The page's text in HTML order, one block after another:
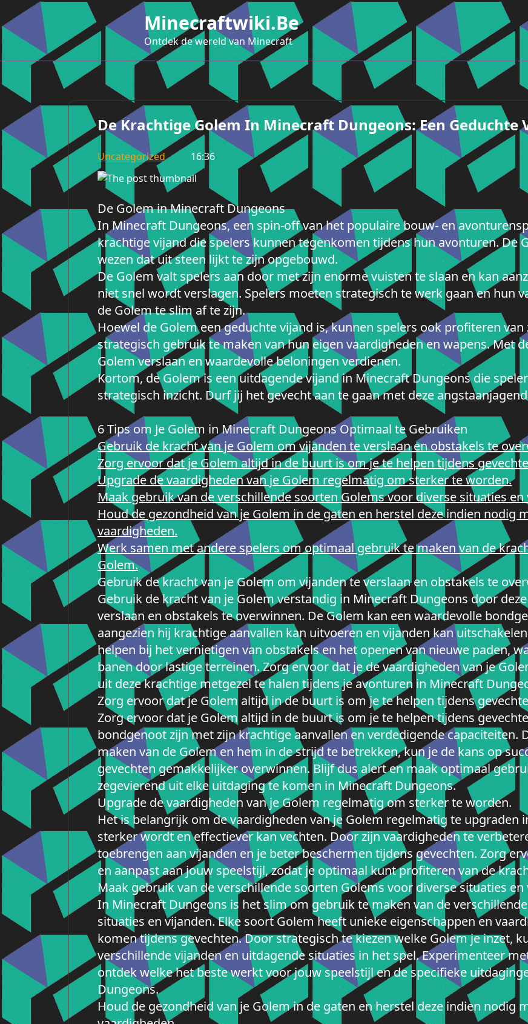
naar
de
inhoud
Minecraftwiki.be
Ontdek de wereld van Minecraft
De Krachtige Golem In Minecraft Dungeons: Een Geduchte
Uncategorized 16:36
De Golem in Minecraft Dungeons
In Minecraft Dungeons, een spin-off van het populaire bouw- en
krachtige vijand die spelers kunnen tegenkomen tijdens hun avonturen. De
wezen dat uit steen lijkt te zijn opgebouwd.
De Golem valt spelers aan door met zijn enorme vuisten te slaan en kan
niet snel wordt verslagen. Spelers moeten strategisch te werk gaan en hun
de Golem te slim af te zijn.
Hoewel de Golem een geduchte vijand is, kunnen spelers ook profiteren
strategisch gebruik te maken van hun eigen vaardigheden en wapens. Met
Golem verslaan en waardevolle beloningen verdienen.
Kortom, de Golem is een uitdagende vijand in Minecraft Dungeons die
strategisch inzicht. Durf jij het gevecht aan te gaan met deze
6 Tips om Je Golem in Minecraft Dungeons Optimaal te Gebruiken
Gebruik de kracht van je Golem om vijanden te verslaan en obstakels te
Zorg ervoor dat je Golem altijd in de buurt is om je te helpen tijdens
Upgrade de vaardigheden van je Golem regelmatig om sterker te worden.
Maak gebruik van de verschillende soorten Golems voor diverse situaties en
Houd de gezondheid van je Golem in de gaten en herstel deze indien nodig
vaardigheden.
Werk samen met andere spelers om optimaal gebruik te maken van de
Golem.
Gebruik de kracht van je Golem om vijanden te verslaan en obstakels te
Gebruik de kracht van je Golem verstandig in Minecraft Dungeons door
verslaan en obstakels te overwinnen. De Golem kan een waardevolle
aangezien hij krachtige aanvallen kan uitvoeren en vijanden kan
helpen bij het vernietigen van obstakels en het openen van nieuwe paden,
banen door lastige terreinen. Zorg ervoor dat je de vaardigheden van je
uit deze krachtige metgezel te halen tijdens je avonturen in Minecraft
Zorg ervoor dat je Golem altijd in de buurt is om je te helpen tijdens
Zorg ervoor dat je Golem altijd in de buurt is om je te helpen tijdens
bondgenoot zijn met zijn krachtige aanvallen en verdedigende capaciteiten.
maken van de Golem en hem in de strijd te betrekken, kun je de kans op
gevechten gemakkelijker overwinnen. Blijf dus alert en maak optimaal
zegevierend uit elke uitdaging te komen in Minecraft Dungeons.
Upgrade de vaardigheden van je Golem regelmatig om sterker te worden.
Het is belangrijk om de vaardigheden van je Golem regelmatig te upgraden
sterker wordt en effectiever kan vechten. Door zijn vaardigheden te
toebrengen aan vijanden en je beter beschermen tijdens gevechten. Zorg
en aanpast aan jouw speelstijl, zodat je optimaal kunt profiteren van de
Maak gebruik van de verschillende soorten Golems voor diverse situaties en
In Minecraft Dungeons is het slim om gebruik te maken van de
situaties en vijanden. Elke soort Golem heeft unieke eigenschappen en
komen tijdens gevechten. Door strategisch te kiezen welke Golem je inzet,
verschillende vijanden en uitdagende situaties in het spel. Experimenteer
ontdek welke het beste werkt voor jouw speelstijl en de specifieke
Dungeons.
Houd de gezondheid van je Golem in de gaten en herstel deze indien nodig